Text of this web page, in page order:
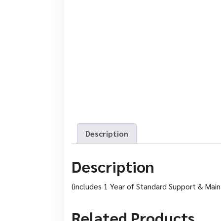
Description
Description
(includes 1 Year of Standard Support &